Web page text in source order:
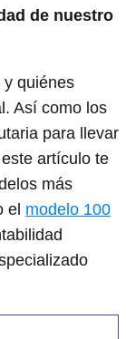
de nuestro
y quiénes
Así como los
para llevar
artículo te
más
el modelo 100